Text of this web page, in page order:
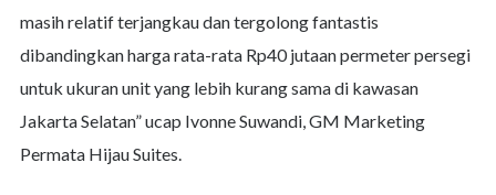
masih relatif terjangkau dan tergolong fantastis
dibandingkan harga rata-rata Rp40 jutaan permeter persegi
untuk ukuran unit yang lebih kurang sama di kawasan
Jakarta Selatan” ucap Ivonne Suwandi, GM Marketing
Permata Hijau Suites.